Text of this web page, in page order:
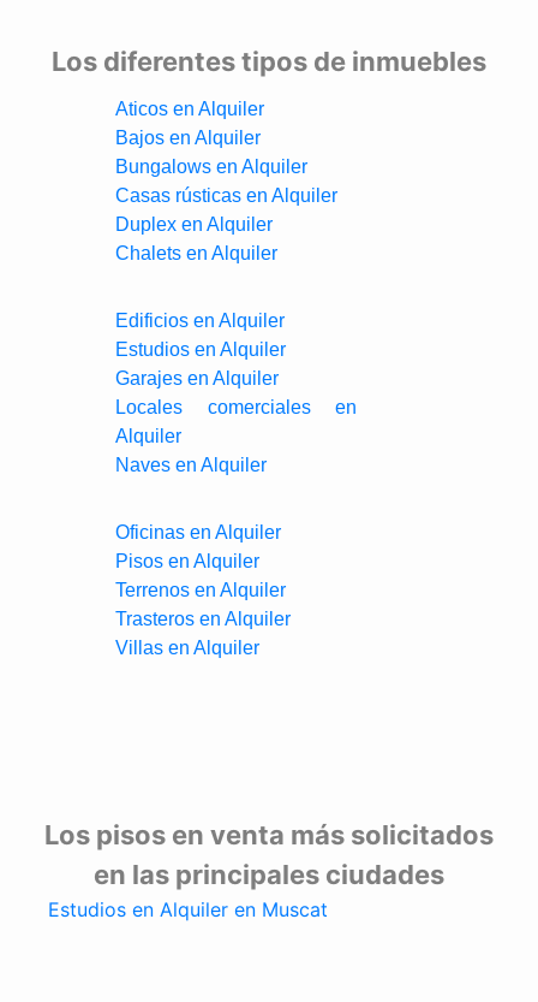
Los diferentes tipos de inmuebles
Aticos en Alquiler
Bajos en Alquiler
Bungalows en Alquiler
Casas rústicas en Alquiler
Duplex en Alquiler
Chalets en Alquiler
Edificios en Alquiler
Estudios en Alquiler
Garajes en Alquiler
Locales comerciales en
Alquiler
Naves en Alquiler
Oficinas en Alquiler
Pisos en Alquiler
Terrenos en Alquiler
Trasteros en Alquiler
Villas en Alquiler
Los pisos en venta más solicitados
en las principales ciudades
Estudios en Alquiler en Muscat